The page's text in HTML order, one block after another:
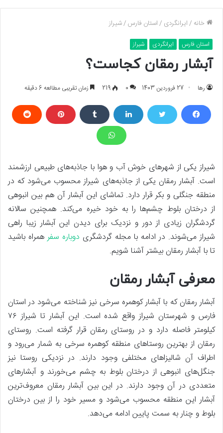
خانه /ایرانگردی /استان فارس/شیراز
استان فارس ایرانگردی شیراز
آبشار رمقان کجاست؟
رها 27 فروردین 1403 0
219 زمان تقریبی مطالعه 6 دقیقه
شیراز یکی از شهرهای خوش آب و هوا با جاذبه‌های طبیعی ارزشمند
است. آبشار رمقان یکی از جاذبه‌های شیراز محسوب می‌شود که در
منطقه جنگلی و بکر قرار دارد. تماشای این آبشار آن هم بین انبوهی
از درختان بلوط چشم‌ها را به خود خیره می‌کند. همچنین سالانه
گردشگران زیادی از دور و نزدیک برای دیدن این آبشار زیبا راهی
شیراز می‌شوند. در ادامه با مجله گردشگری دوباره سفرهمراه باشید
تا با آبشار رمقان بیشتر آشنا شویم.
معرفی آبشار رمقان
آبشار رمقان که با آبشار کوهمره سرخی نیز شناخته می‌شود در استان
فارس و شهرستان شیراز واقع شده است. این آبشار تا شیراز ۷۶
کیلومتر فاصله دارد و در روستای رمقان قرار گرفته است. روستای
رمقان از بهترین روستاهای منطقه کوهمره سرخی به شمار می‌رود و
اطراف آن شالیزاهای مختلفی وجود دارند. در نزدیکی روستا نیز
جنگل‌های انبوهی از درختان بلوط به چشم می‌خورند و آبشارهای
متعددی در آن وجود دارند. در این بین آبشار رمقان معروف‌ترین
آبشار این منطقه محسوب می‌شود و مسیر خود را از بین درختان
بلوط و چنار به سمت پایین ادامه می‌دهد.